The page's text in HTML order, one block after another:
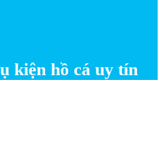
kiện hồ cá uy tín